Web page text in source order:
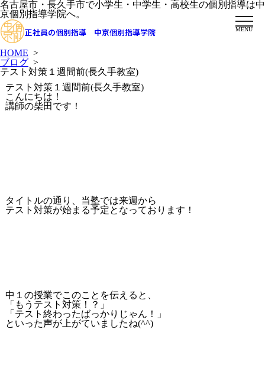
名古屋市・長久手市で小学生・中学生・高校生の個別指導は中
京個別指導学院へ。
正社員の個別指導 中京個別指導学院 MENU
HOME >
ブログ >
テスト対策１週間前(長久手教室)
テスト対策１週間前(長久手教室)
こんにちは！
講師の柴田です！
タイトルの通り、当塾では来週から
テスト対策が始まる予定となっております！
中１の授業でこのことを伝えると、
「もうテスト対策！？」
「テスト終わったばっかりじゃん！」
といった声が上がていましたね(^^)